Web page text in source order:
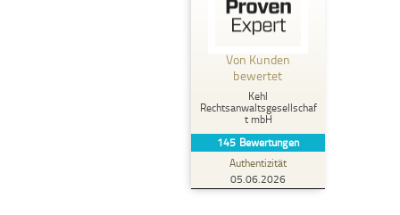
Von Kunden
bewertet
Kehl
Rechtsanwaltsgesellschaf
t mbH
145 Bewertungen
Authentizität
05.06.2026
Kundenbewertungen und Erfahrungen zu
Kehl Rechtsanwaltsgesellschaft mbH
38
ProvenExpert.com
107
Bewertungen von